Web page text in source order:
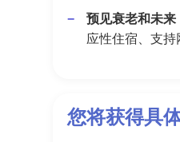
预见衰老和未来
应性住宿、支持
您将获得具